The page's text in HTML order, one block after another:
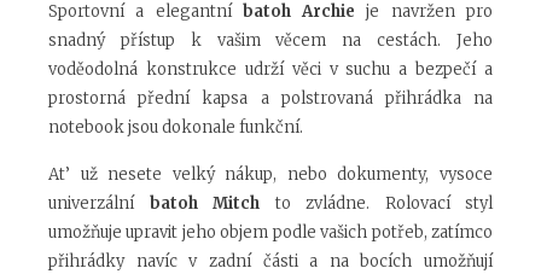
Sportovní a elegantní batoh Archie je navržen pro
snadný přístup k vašim věcem na cestách. Jeho
voděodolná konstrukce udrží věci v suchu a bezpečí a
prostorná přední kapsa a polstrovaná přihrádka na
notebook jsou dokonale funkční.
At’ už nesete velký nákup, nebo dokumenty, vysoce
univerzální batoh Mitch to zvládne. Rolovací styl
umožňuje upravit jeho objem podle vašich potřeb, zatímco
přihrádky navíc v zadní části a na bocích umožňují